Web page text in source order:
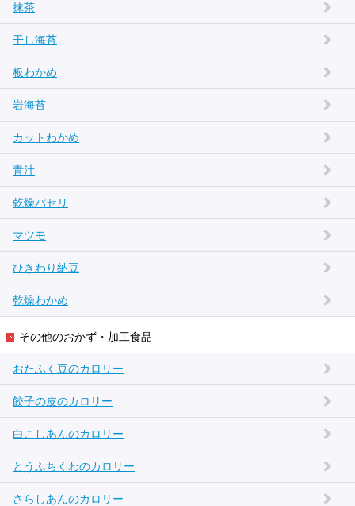
抹茶
干し海苔
板わかめ
岩海苔
カットわかめ
青汁
乾燥パセリ
マツモ
ひきわり納豆
乾燥わかめ
その他のおかず・加工食品
おたふく豆のカロリー
餃子の皮のカロリー
白こしあんのカロリー
とうふちくわのカロリー
さらしあんのカロリー